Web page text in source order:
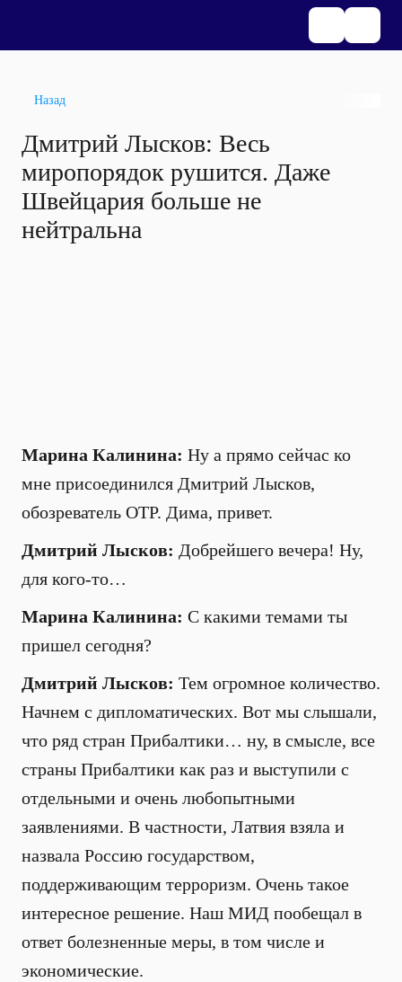
Назад
Дмитрий Лысков: Весь
миропорядок рушится. Даже
Швейцария больше не
нейтральна
Марина Калинина: Ну а прямо сейчас ко
мне присоединился Дмитрий Лысков,
обозреватель ОТР. Дима, привет.
Дмитрий Лысков: Добрейшего вечера! Ну,
для кого-то…
Марина Калинина: С какими темами ты
пришел сегодня?
Дмитрий Лысков: Тем огромное количество.
Начнем с дипломатических. Вот мы слышали,
что ряд стран Прибалтики… ну, в смысле, все
страны Прибалтики как раз и выступили с
отдельными и очень любопытными
заявлениями. В частности, Латвия взяла и
назвала Россию государством,
поддерживающим терроризм. Очень такое
интересное решение. Наш МИД пообещал в
ответ болезненные меры, в том числе и
экономические.